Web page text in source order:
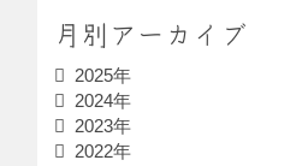
月別アーカイブ
2025年
2024年
2023年
2022年